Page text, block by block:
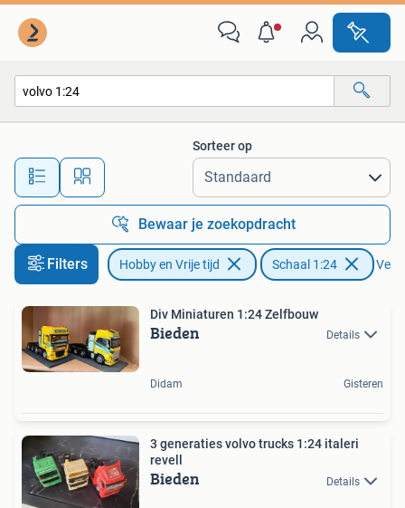
Alle afstanden…
Sorteer op
Bewaar je zoekopdracht
Filters Hobby en Vrije tijd Schaal 1:24
Div Miniaturen 1:24 Zelfbouw
Bieden Details
Didam Gisteren
3 generaties volvo trucks 1:24 italeri
revell
Bieden Details